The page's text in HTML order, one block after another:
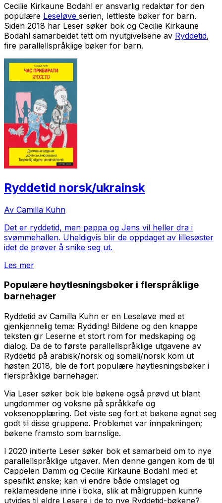
Cecilie Kirkaune Bodahl er ansvarlig redaktør for den
populære Leseløve serien, lettleste bøker for barn.
Siden 2018 har Leser søker bok og Cecilie Kirkaune
Bodahl samarbeidet tett om nyutgivelsene av Ryddetid,
fire parallellspråklige bøker for barn.
Ryddetid norsk/ukrainsk
Av Camilla Kuhn
Det er ryddetid, men pappa og Jens vil heller dra i
svømmehallen. Uheldigvis blir de oppdaget av lillesøster
idet de prøver å snike seg ut.
Les mer
Populære høytlesningsbøker i flerspråklige
barnehager
Ryddetid av Camilla Kuhn er en Leseløve med et
gjenkjennelig tema: Rydding! Bildene og den knappe
teksten gir Leserne et stort rom for medskaping og
dialog. Da de to første parallellspråklige utgavene av
Ryddetid på arabisk/norsk og somali/norsk kom ut
høsten 2018, ble de fort populære høytlesningsbøker i
flerspråklige barnehager.
Via Leser søker bok ble bøkene også prøvd ut blant
ungdommer og voksne på språkkafe og
voksenopplæring. Det viste seg fort at bøkene egnet seg
godt til disse gruppene. Problemet var innpakningen;
bøkene framsto som barnslige.
l 2020 initierte Leser søker bok et samarbeid om to nye
parallellspråklige utgaver. Men denne gangen kom de til
Cappelen Damm og Cecilie Kirkaune Bodahl med et
spesifikt ønske; kan vi endre både omslaget og
reklamesidene inne i boka, slik at målgruppen kunne
utvides til eldre Lesere i de to nye Ryddetid-bøkene?